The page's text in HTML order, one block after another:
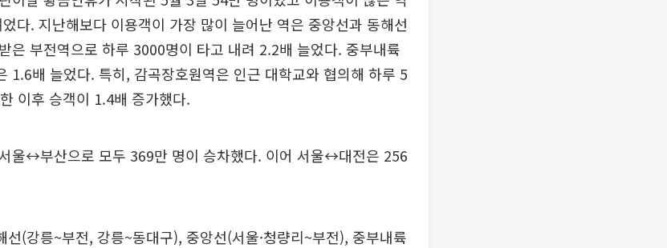
다. 지난해보다 이용객이 가장 많이 늘어난 역은 중앙선과 동해선
은 부전역으로 하루 3000명이 타고 내려 2.2배 늘었다. 중부내륙
1.6배 늘었다. 특히, 감곡장호원역은 인근 대학교와 협의해 하루 5
이후 승객이 1.4배 증가했다.
울↔부산으로 모두 369만 명이 승차했다. 이어 서울↔대전은 256
(강릉~부전, 강릉~동대구), 중앙선(서울·청량리~부전), 중부내륙